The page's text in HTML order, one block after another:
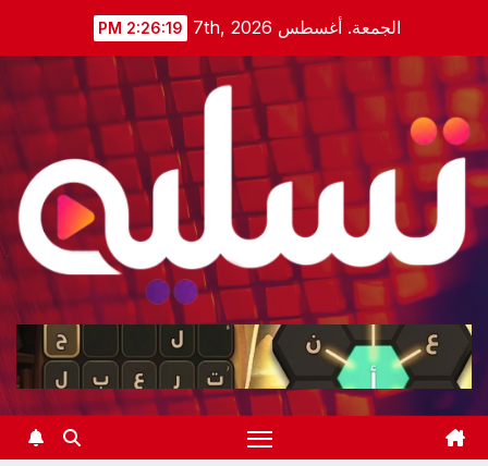
content
الجمعة. أغسطس 7th, 2026 2:26:20 PM